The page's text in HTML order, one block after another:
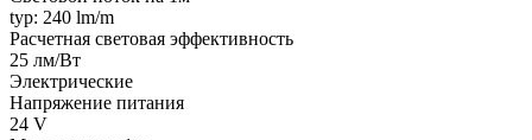
typ: 240 lm/m
Расчетная световая эффективность
25 лм/Вт
Электрические
Напряжение питания
24 V